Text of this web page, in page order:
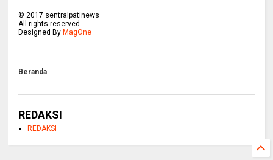
©2017 sentralpatinews
All rights reserved.
Designed By MagOne
Beranda
REDAKSI
REDAKSI